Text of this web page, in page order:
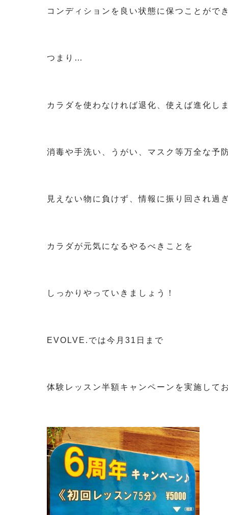
コンディションを良い状態に保つことがで
つまり…
カラダを使わなければ退化、使えば進化しま
消毒や手洗い、うがい、マスク等万全な予
見えない物に負けず、情報に振り回され過ぎ
カラダが元気になるやるべきことを
しっかりやっていきましょう！
EVOLVE.では今月31日まで
体験レッスン半額キャンペーンを実施して